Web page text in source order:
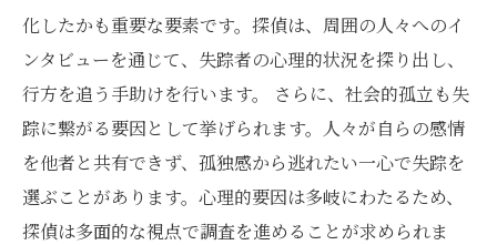
化したかも重要な要素です。探偵は、周囲の人々へのイ
ンタビューを通じて、失踪者の心理的状況を探り出し、
行方を追う手助けを行います。 さらに、社会的孤立も失
踪に繋がる要因として挙げられます。人々が自らの感情
を他者と共有できず、孤独感から逃れたい一心で失踪を
選ぶことがあります。心理的要因は多岐にわたるため、
探偵は多面的な視点で調査を進めることが求められま